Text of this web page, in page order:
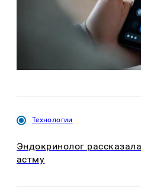
Технологии
Эндокринолог
астму